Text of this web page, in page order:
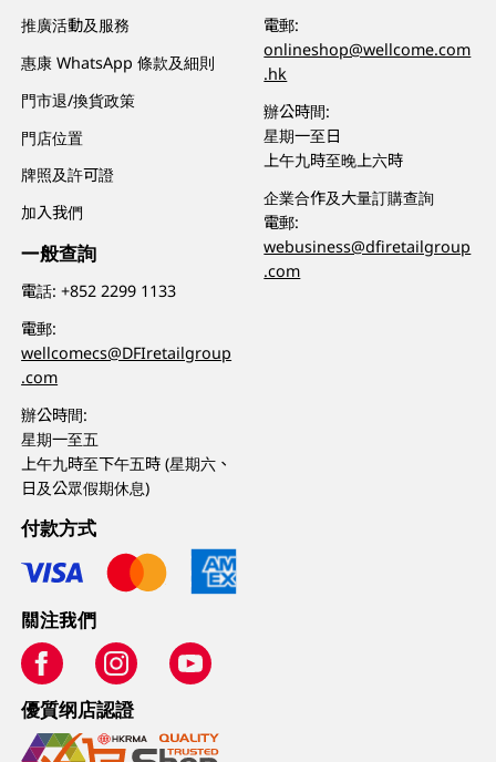
推廣活動及服務
惠康 WhatsApp 條款及細則
門市退/換貨政策
門店位置
牌照及許可證
加入我們
一般查詢
電話:+852 2299 1133
電郵:
wellcomecs@DFIretailgroup
.com
辦公時間:
星期一至五
上午九時至下午五時 (星期六、
日及公眾假期休息)
電郵:
onlineshop@wellcome.com
.hk
辦公時間:
星期一至日
上午九時至晚上六時
企業合作及大量訂購查詢
電郵:
webusiness@dfiretailgroup
.com
付款方式
關注我們
優質纲店認證